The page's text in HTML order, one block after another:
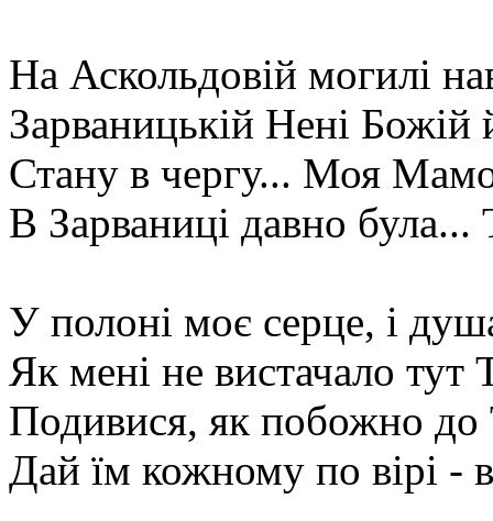
На Аскольдовій могилі
Зарваницькій Нені
Стану в чергу... Моя
В Зарваниці давно
У полоні моє серце, і
Як мені не вистачало тут
Подивися, як побожно до
Дай їм кожному по вірі -